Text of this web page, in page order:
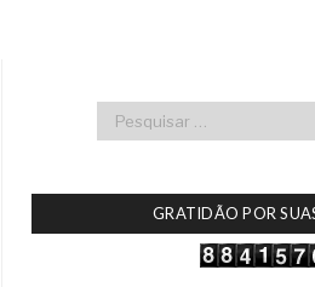
GRATIDÃO POR